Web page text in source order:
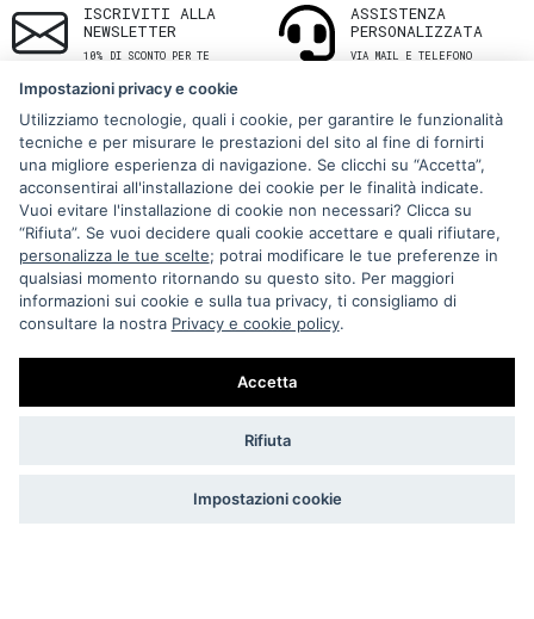
ISCRIVITI ALLA
NEWSLETTER
10% DI SCONTO PER TE
ASSISTENZA
PERSONALIZZATA
VIA MAIL E TELEFONO
Via Melo 224/a, Bari, Italy, 70121
+39 080 990 5699
P.IVA: 05921860721
Impostazioni Cookie
Impostazioni privacy e cookie
Utilizziamo tecnologie, quali i cookie, per garantire le funzionalità
tecniche e per misurare le prestazioni del sito al fine di fornirti
una migliore esperienza di navigazione. Se clicchi su “Accetta”,
acconsentirai all'installazione dei cookie per le finalità indicate.
Vuoi evitare l'installazione di cookie non necessari? Clicca su
“Rifiuta”. Se vuoi decidere quali cookie accettare e quali rifiutare,
personalizza le tue scelte; potrai modificare le tue preferenze in
qualsiasi momento ritornando su questo sito. Per maggiori
informazioni sui cookie e sulla tua privacy, ti consigliamo di
consultare la nostra Privacy e cookie policy.
Accetta
Rifiuta
Impostazioni cookie